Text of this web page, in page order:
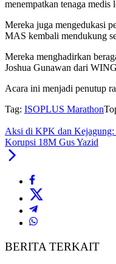
menempatkan tenaga medis
Mereka juga mengedukasi
MAS kembali mendukung
Mereka menghadirkan
Joshua Gunawan dari
Acara ini menjadi penutup
Tag: ISOPLUS Marathon
Aksi di KPK dan Kejagung:
Korupsi 18M Gus Yazid
BERITA TERKAIT